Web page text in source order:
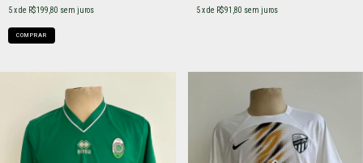
5x de R$199,80 sem juros
COMPRAR
5 x de R$91,80 sem juros